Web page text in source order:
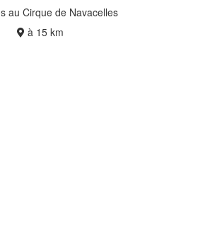
au Cirque de Navacelles
à 15 km